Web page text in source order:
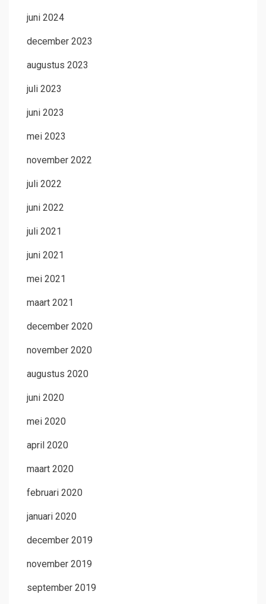
juni 2024
december 2023
augustus 2023
juli 2023
juni 2023
mei 2023
november 2022
juli 2022
juni 2022
juli 2021
juni 2021
mei 2021
maart 2021
december 2020
november 2020
augustus 2020
juni 2020
mei 2020
april 2020
maart 2020
februari 2020
januari 2020
december 2019
november 2019
september 2019